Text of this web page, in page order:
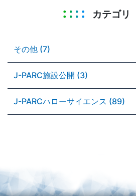
カテゴリ
その他 (7)
J-PARC施設公開 (3)
J-PARCハローサイエンス (89)